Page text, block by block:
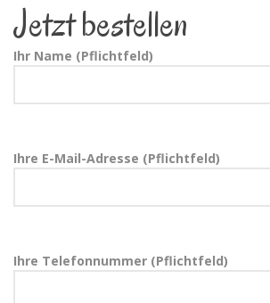
Jetzt bestellen
Ihr Name (Pflichtfeld)
Ihre E-Mail-Adresse (Pflichtfeld)
Ihre Telefonnummer (Pflichtfeld)